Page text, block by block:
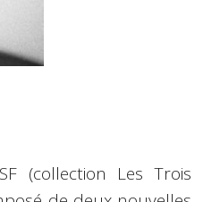
(collection Les Trois